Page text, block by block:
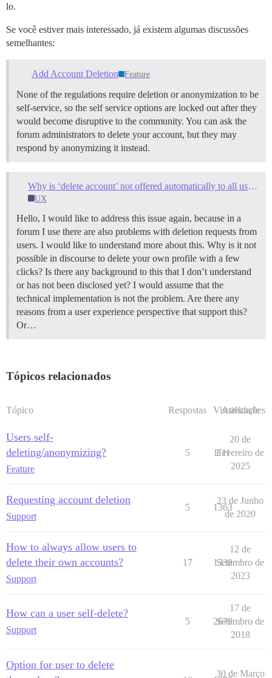
lo.
Se você estiver mais interessado, já existem algumas discussões
semelhantes:
Add Account Deletion Feature
None of the regulations require deletion or anonymization to be
self-service, so the self service options are locked out after they
would become disruptive to the community. You can ask the
forum administrators to delete your account, but they may
respond by anonymizing it instead.
Why is ‘delete account’ not offered automatically to all users at all times?
UX
Hello, I would like to address this issue again, because in a
forum I use there are also problems with deletion requests from
users. I would like to understand more about this. Why is it not
possible in discourse to delete your own profile with a few
clicks? Is there any background to this that I don’t understand
or has not been disclosed yet? I would assume that the
technical implementation is not the problem. Are there any
reasons from a user experience perspective that support this?
Or…
Tópicos relacionados
Tópico Respostas Visualizações
Atividade
Users self-
deleting/anonymizing?
Feature
5 1111
20 de
Fevereiro de
2025
Requesting account deletion
Support
5 1363
23 de Junho
de 2020
How to always allow users to
delete their own accounts?
Support
17 1338
12 de
Setembro de
2023
How can a user self-delete?
Support
5 2679
17 de
Setembro de
2018
Option for user to delete
30 de Março